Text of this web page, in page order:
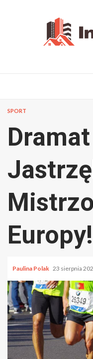
SPORT
Europy!
Paulina Polak 23 sierpnia